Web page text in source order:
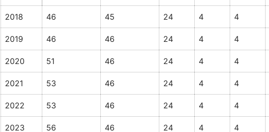
2018 46 45 24 4 4
2019 46 46 24 4 4
2020 51 46 24 4 4
2021 53 46 24 4 4
2022 53 46 24 4 4
2023 56 46 24 4 4